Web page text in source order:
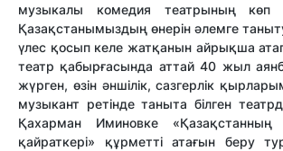
музыкалы комедия театрының көп
Қазақстанымыздың өнерін әлемге
үлес қосып келе жатқанын айрықша
театр қабырғасында аттай 40 жыл
жүрген, өзін әншілік, сазгерлік
музыкант ретінде таныта білген
Қахарман Иминовке «Қазақстанның
қайраткері» құрметті атағын беру